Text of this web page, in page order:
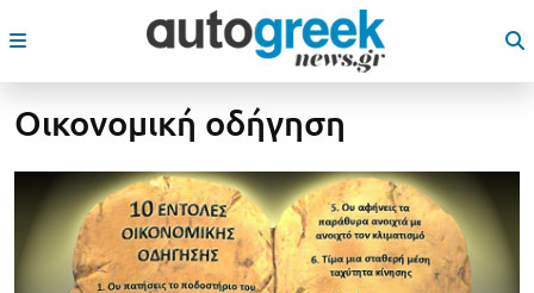
Οικονομική οδήγηση